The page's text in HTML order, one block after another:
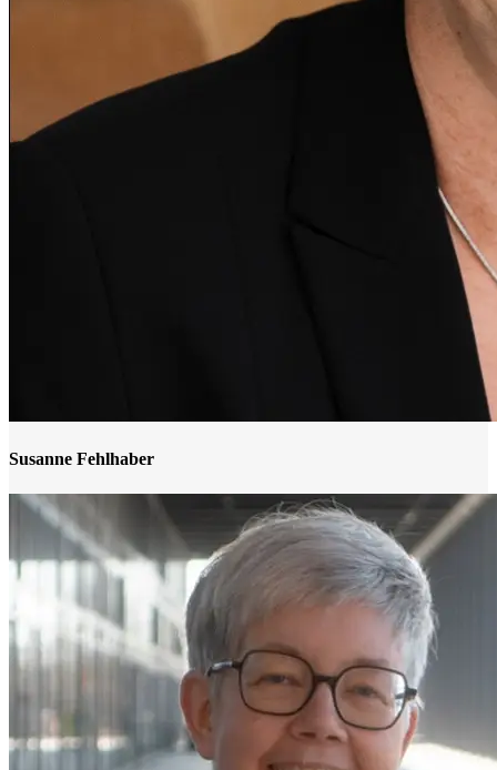
Susanne Fehlhaber